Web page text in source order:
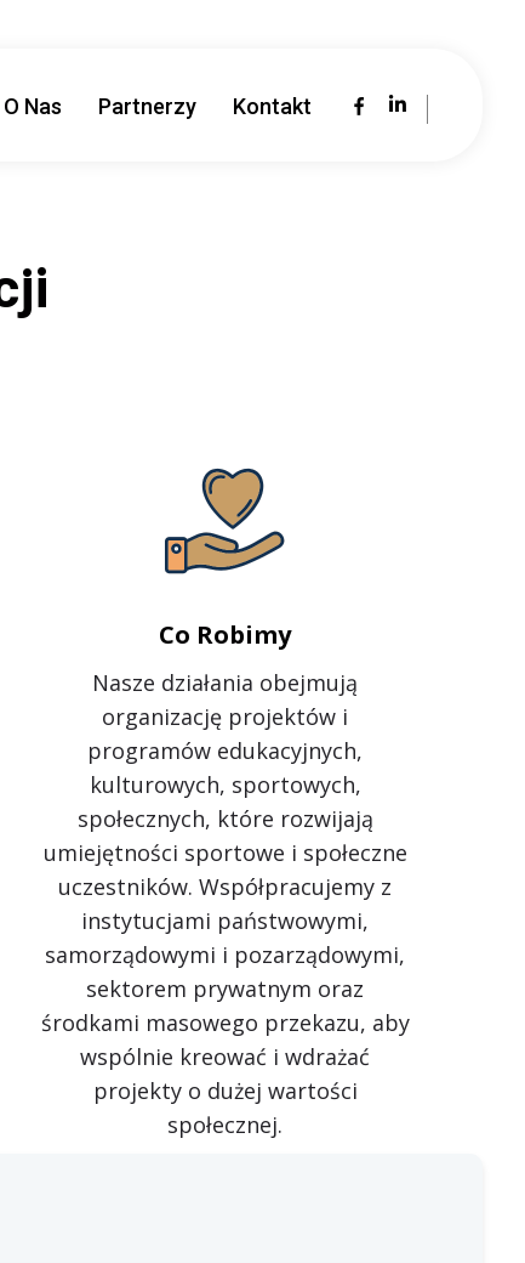
O Nas Partnerzy Kontakt
Co Robimy
Nasze działania obejmują
organizację projektów i
programów edukacyjnych,
kulturowych, sportowych,
społecznych, które rozwijają
umiejętności sportowe i społeczne
uczestników. Współpracujemy z
instytucjami państwowymi,
samorządowymi i pozarządowymi,
sektorem prywatnym oraz
środkami masowego przekazu, aby
wspólnie kreować i wdrażać
projekty o dużej wartości
społecznej.